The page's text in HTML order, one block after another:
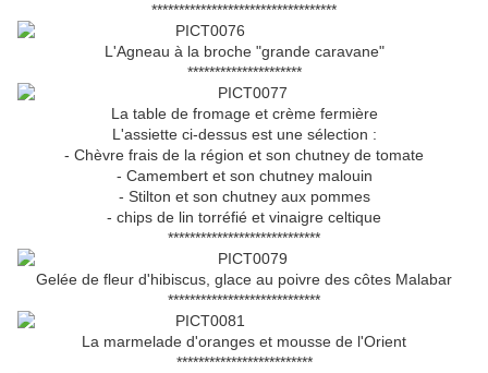
**********************************
L'Agneau à la broche "grande caravane"
*********************
La table de fromage et crème fermière
L'assiette ci-dessus est une sélection :
- Chèvre frais de la région et son chutney de tomate
- Camembert et son chutney malouin
- Stilton et son chutney aux pommes
- chips de lin torréfié et vinaigre celtique
****************************
Gelée de fleur d'hibiscus, glace au poivre des côtes Malabar
****************************
La marmelade d'oranges et mousse de l'Orient
*************************